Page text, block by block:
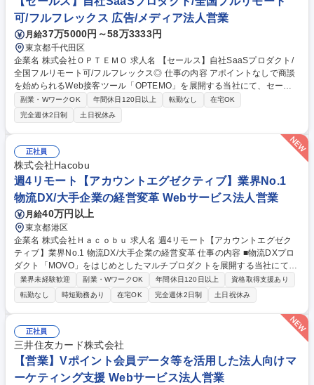
きます。 募集職種 【Global Enterprise Account Executive_インド担当】
グローバルで成長中◎
可/フルフレックス 広告/メディア法人営業
月給37万5000円～58万3333円
東京都千代田区
企業名 株式会社ＯＰＴＥＭＯ 求人名 【セールス】自社SaaSプロダクト/
全国フルリモート可/フルフレックス◎ 仕事の内容 アポイントなしで商談
を始められるWeb接客ツール「OPTEMO」を展開する当社にて、セール
ス業務をご担当いただきます。[業務内容の変更の範囲:当社業務全般] 【詳
細】プロダクトの価値を最大限発揮していただくためのオンボーディング
（導入先企業の業務プロセスのデジタル化）をメインミッションとしてお
任せします。また売上拡大に向けたアップセル／クロスセルの他、まだま
だ立ち上げ段階のため、各種セールス組織の施策や仕組化、連開発チーム
との機能開発や連携など、ご志向や適性により幅広い業務をご担当いただ
きます。 募集職種 【セールス】自社SaaSプロダクト/全国フルリモート
可/フルフレックス◎
副業・WワークOK 年間休日120日以上 転勤なし
在宅OK
完全週休2日制
土日祝休み
正社員
株式会社Hacobu
週4リモート【アカウントエグゼクティブ】業界No.1
物流DX/大手企業の経営変革 Webサービス法人営業
月給40万円以上
東京都港区
企業名 株式会社Ｈａｃｏｂｕ 求人名 週4リモート【アカウントエグゼク
ティブ】業界No.1 物流DX/大手企業の経営変革 仕事の内容 ■物流DXプロ
ダクト「MOVO」をはじめとしたマルチプロダクトを展開する当社にて、
大手荷主企業や物流事業者向けのアカウントエグゼクティブを担当。プラ
イム上場企業を中心に経営課題に根差した提案を実施します。 【詳細】■
ターゲット企業へのアカウントプランニングと新規開拓 ■MOVOプロダク
トを活用したソリューション提案 ■経営層への意思決定支援とクロージン
グ ■CSと連携した効果検証および全社・拠点展開の推進 【仕事の魅力】
大手企業の経営層と対話し、巨大産業の変革を牽引する高度な営業力が磨
けます。全社でAIツールを活用する先進的な就業環境も魅力です。 募集職
種 週4リモート【アカウントエグゼクティブ】業界No.1 物流DX/大手企業
の経営変革
業界未経験歓迎 副業・WワークOK 年間休日120日以上
資格取得支援あり
転勤なし
時短勤務あり 在宅OK 完全週休2日制 土日祝休み
正社員
三井住友カード株式会社
【営業】Vポイント会員データ等を活用した法人向けマ
ーケティング支援 Webサービス法人営業